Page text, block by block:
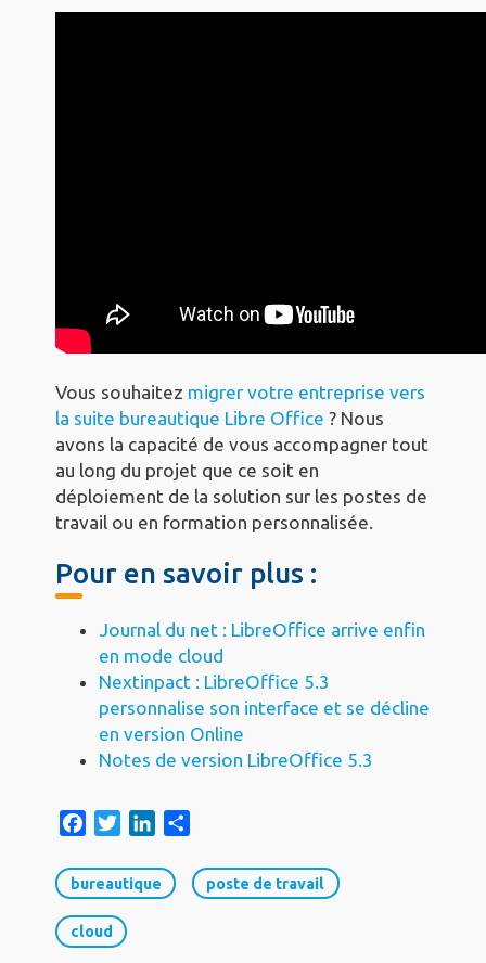
Vous souhaitez migrer votre entreprise vers
la suite bureautique Libre Office ? Nous
avons la capacité de vous accompagner tout
au long du projet que ce soit en
déploiement de la solution sur les postes de
travail ou en formation personnalisée.
Pour en savoir plus :
Journal du net : LibreOffice arrive enfin
en mode cloud
Nextinpact : LibreOffice 5.3
personnalise son interface et se décline
en version Online
Notes de version LibreOffice 5.3
c
e
b
o
i
t
t
e
n
k
a
r
bureautique poste de travail
cloud